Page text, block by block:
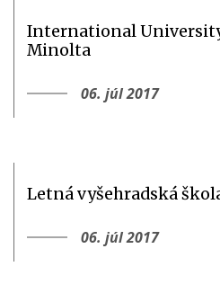
International
Minolta
06. júl 2017
Letná vyšehradská
06. júl 2017